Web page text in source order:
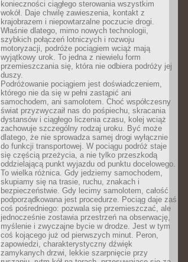
konieczności ciągłego sterowania wszystkim
wokół. Daje chwilę zawieszenia, kontakt z
krajobrazem i niepowtarzalne poczucie drogi.
Właśnie dlatego, mimo nowych technologii,
szybkich połączeń lotniczych i rozwoju
motoryzacji, podróże pociągiem wciąż mają
wyjątkowy urok. To jedna z niewielu form
przemieszczania się, która nie odbiera podróży jej
duszy.
Podróżowanie pociągiem jest doświadczeniem,
którego nie da się w pełni zastąpić ani
samochodem, ani samolotem. Choć współczesny
świat przyzwyczaił nas do pośpiechu, skracania
dystansów i ciągłego liczenia czasu, kolej wciąż
zachowuje szczególny rodzaj uroku. Być może
dlatego, że nie sprowadza samej drogi wyłącznie
do funkcji transportowej. W pociągu podróż staje
się częścią przeżycia, a nie tylko przeszkodą
oddzielającą punkt wyjazdu od punktu docelowego.
To wielka różnica. Gdy jedziemy samochodem,
skupiamy się na trasie, ruchu, znakach i
bezpieczeństwie. Gdy lecimy samolotem, całość
podporządkowana jest procedurze. Pociąg daje zaś
coś pośredniego: pozwala się przemieszczać, ale
jednocześnie zostawia przestrzeń na obserwację,
myślenie i zwyczajne bycie w drodze. Jest w tym
coś kojącego już od pierwszych minut. Peron,
zapowiedzi, charakterystyczny dźwięk
zamykanych drzwi, lekkie szarpnięcie przy